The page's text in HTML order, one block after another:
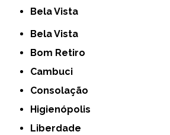
Bela Vista
Bela Vista
Bom Retiro
Cambuci
Consolação
Higienópolis
Liberdade